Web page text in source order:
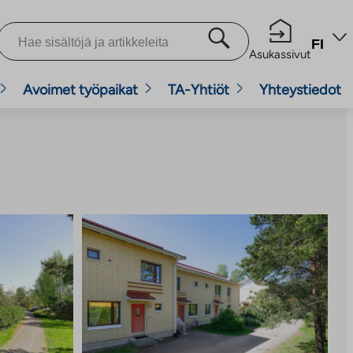
Asukassivut
FI
Avoimet työpaikat TA-Yhtiöt Yhteystiedot